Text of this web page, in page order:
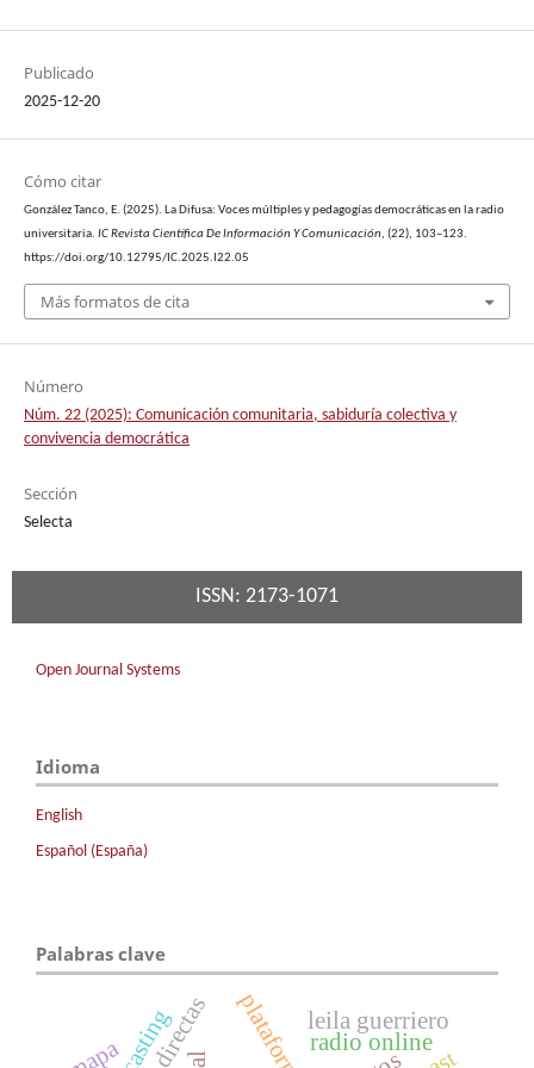
Publicado
2025-12-20
Cómo citar
González Tanco, E. (2025). La Difusa: Voces múltiples y pedagogías democráticas en la radio
universitaria. IC Revista Científica De Información Y Comunicación, (22), 103–123.
https://doi.org/10.12795/IC.2025.I22.05
Más formatos de cita
Número
Núm. 22 (2025): Comunicación comunitaria, sabiduría colectiva y
convivencia democrática
Sección
Selecta
ISSN: 2173-1071
Open Journal Systems
Idioma
English
Español (España)
Palabras clave
radio online
leila guerriero